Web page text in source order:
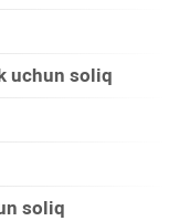
uchun soliq
soliq